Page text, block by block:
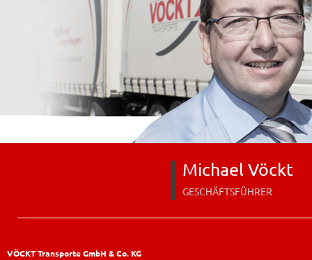
Michael Vöckt
GESCHÄFTSFÜHRER
VÖCKT Transporte GmbH & Co. KG